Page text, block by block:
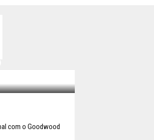
com o Goodwood